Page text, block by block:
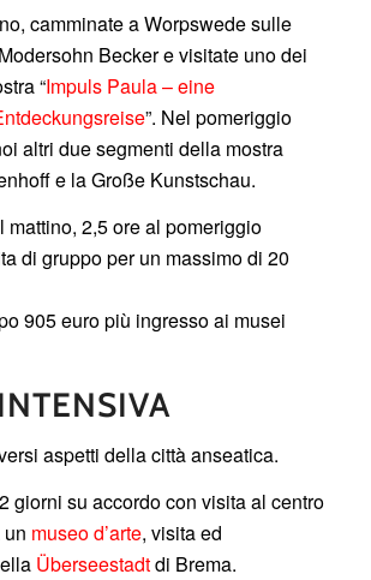
camminate a Worpswede sulle
Becker e visitate uno dei
“Impuls Paula – eine
”. Nel pomeriggio
altri due segmenti della mostra
e la Große Kunstschau.
mattino, 2,5 ore al pomeriggio
di gruppo per un massimo di 20
905 euro più ingresso ai musei
aspetti della città anseatica.
giorni su accordo con visita al centro
museo d’arte, visita ed
Überseestadtdi Brema.